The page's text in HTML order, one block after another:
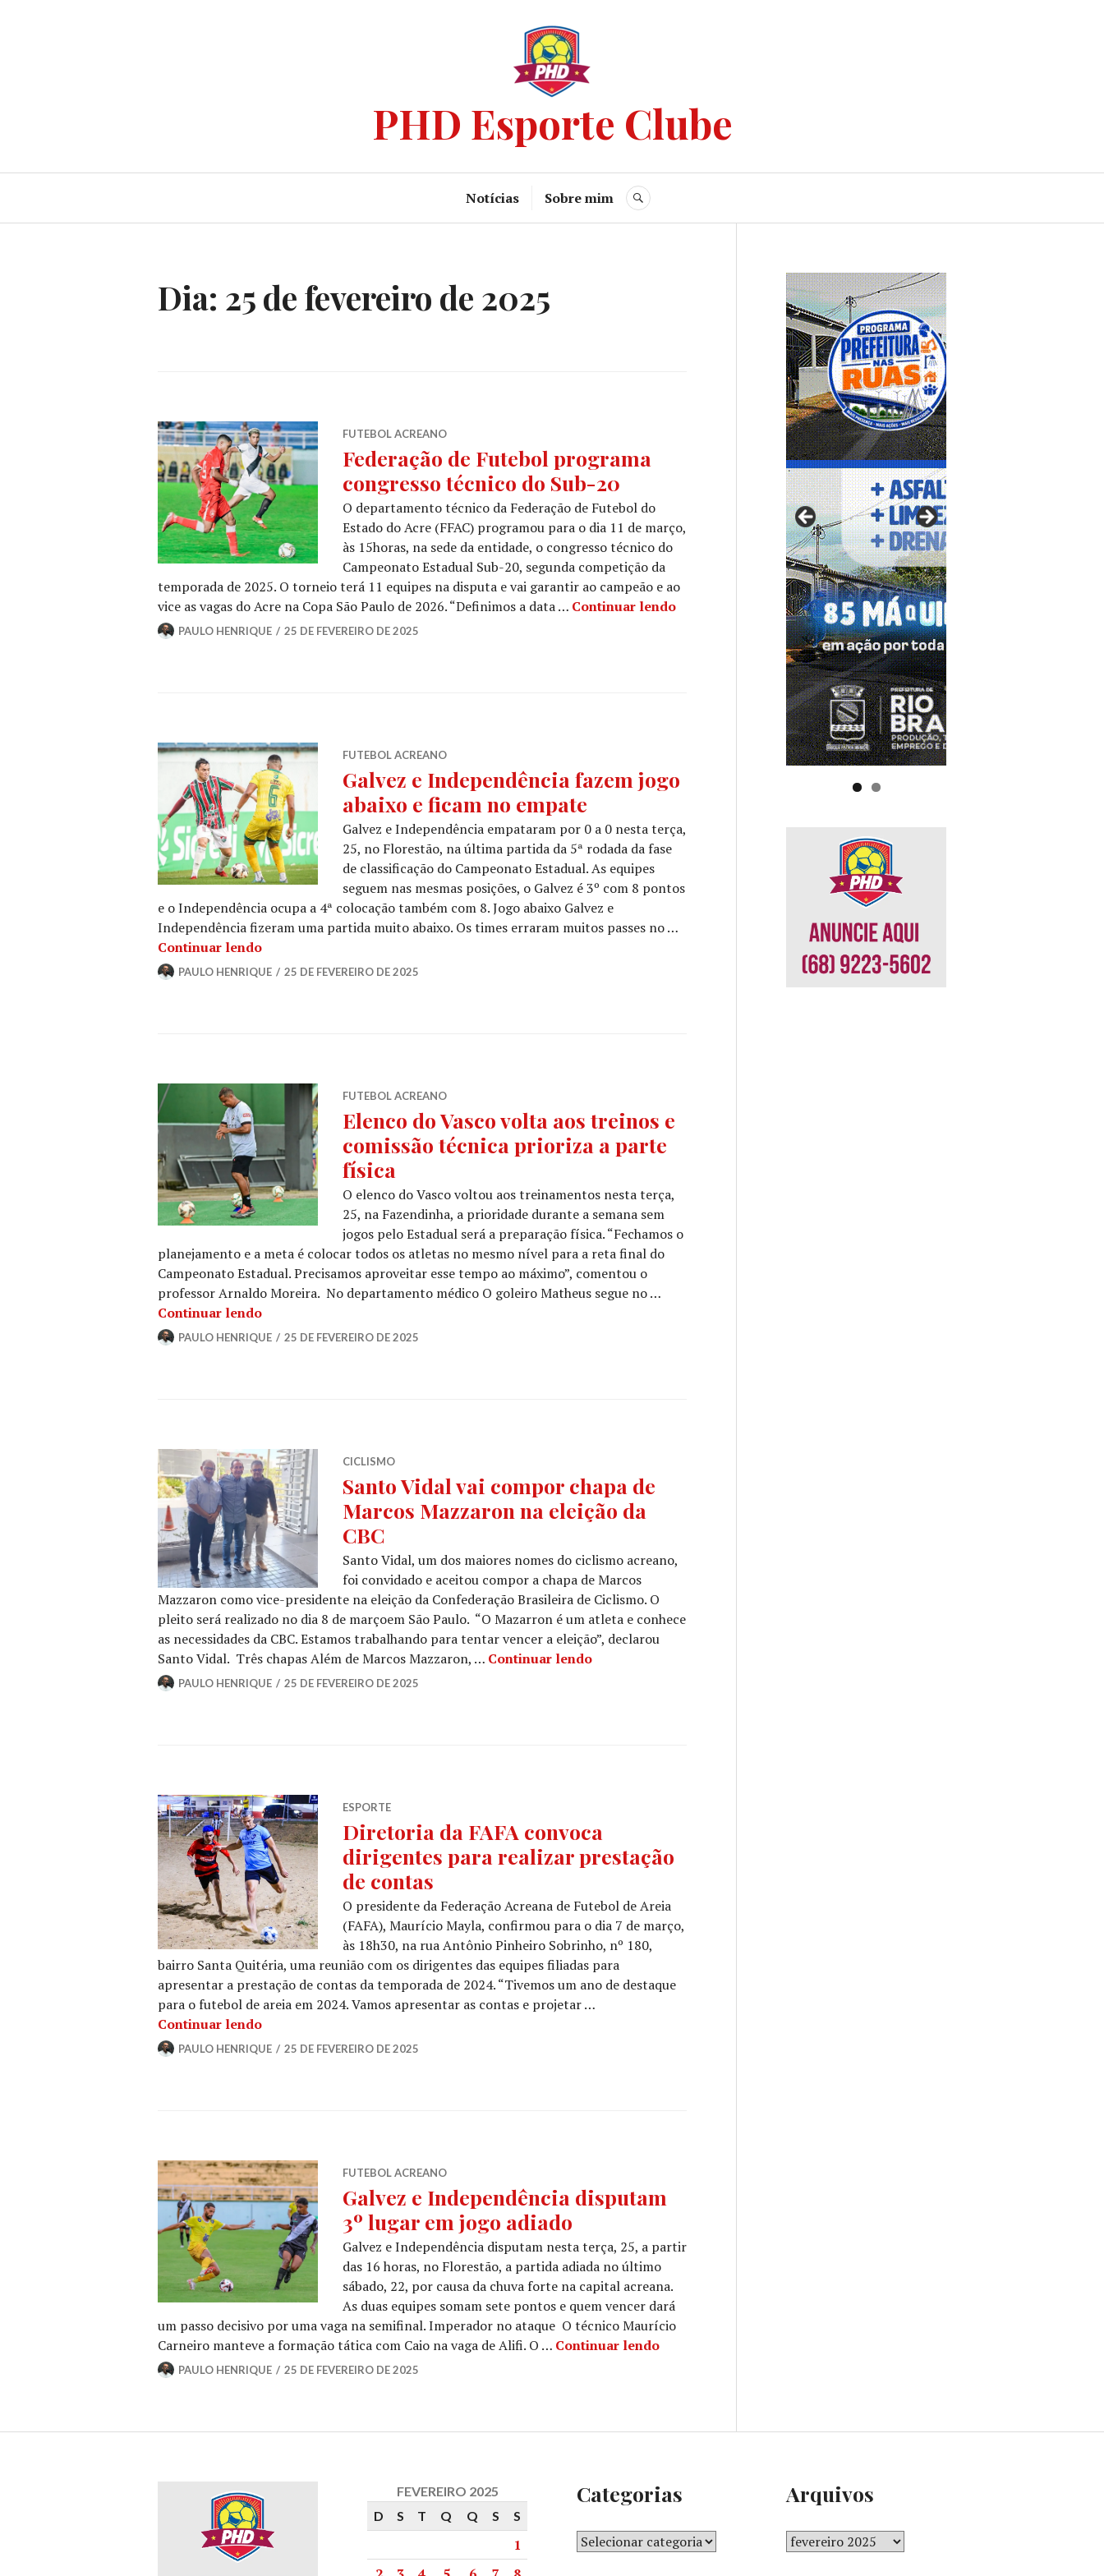
PHD Esporte Clube
Notícias Sobre mim
Dia: 25 de fevereiro de 2025
FUTEBOL ACREANO
Federação de Futebol programa
congresso técnico do Sub-20
O departamento técnico da Federação de Futebol do
Estado do Acre (FFAC) programou para o dia 11 de março,
às 15horas, na sede da entidade, o congresso técnico do
Campeonato Estadual Sub-20, segunda competição da
temporada de 2025. O torneio terá 11 equipes na disputa e vai garantir ao campeão e ao
vice as vagas do Acre na Copa São Paulo de 2026. “Definimos a data … Continuar lendo
PAULO HENRIQUE 25 DE FEVEREIRO DE 2025
FUTEBOL ACREANO
Galvez e Independência fazem jogo
abaixo e ficam no empate
Galvez e Independência empataram por 0 a 0 nesta terça,
25, no Florestão, na última partida da 5ª rodada da fase
de classificação do Campeonato Estadual. As equipes
seguem nas mesmas posições, o Galvez é 3º com 8 pontos
e o Independência ocupa a 4ª colocação também com 8. Jogo abaixo Galvez e
Independência fizeram uma partida muito abaixo. Os times erraram muitos passes no …
Continuar lendo
PAULO HENRIQUE 25 DE FEVEREIRO DE 2025
FUTEBOL ACREANO
Elenco do Vasco volta aos treinos e
comissão técnica prioriza a parte
física
O elenco do Vasco voltou aos treinamentos nesta terça,
25, na Fazendinha, a prioridade durante a semana sem
jogos pelo Estadual será a preparação física. “Fechamos o
planejamento e a meta é colocar todos os atletas no mesmo nível para a reta final do
Campeonato Estadual. Precisamos aproveitar esse tempo ao máximo”, comentou o
professor Arnaldo Moreira. No departamento médico O goleiro Matheus segue no …
Continuar lendo
PAULO HENRIQUE 25 DE FEVEREIRO DE 2025
CICLISMO
Santo Vidal vai compor chapa de
Marcos Mazzaron na eleição da
CBC
Santo Vidal, um dos maiores nomes do ciclismo acreano,
foi convidado e aceitou compor a chapa de Marcos
Mazzaron como vice-presidente na eleição da Confederação Brasileira de Ciclismo. O
pleito será realizado no dia 8 de marçoem São Paulo. “O Mazarron é um atleta e conhece
as necessidades da CBC. Estamos trabalhando para tentar vencer a eleição”, declarou
Santo Vidal. Três chapas Além de Marcos Mazzaron, … Continuar lendo
PAULO HENRIQUE 25 DE FEVEREIRO DE 2025
ESPORTE
Diretoria da FAFA convoca
dirigentes para realizar prestação
de contas
O presidente da Federação Acreana de Futebol de Areia
(FAFA), Maurício Mayla, confirmou para o dia 7 de março,
às 18h30, na rua Antônio Pinheiro Sobrinho, nº 180,
bairro Santa Quitéria, uma reunião com os dirigentes das equipes filiadas para
apresentar a prestação de contas da temporada de 2024. “Tivemos um ano de destaque
para o futebol de areia em 2024. Vamos apresentar as contas e projetar …
Continuar lendo
PAULO HENRIQUE 25 DE FEVEREIRO DE 2025
FUTEBOL ACREANO
Galvez e Independência disputam
3º lugar em jogo adiado
Galvez e Independência disputam nesta terça, 25, a partir
das 16 horas, no Florestão, a partida adiada no último
sábado, 22, por causa da chuva forte na capital acreana.
As duas equipes somam sete pontos e quem vencer dará
um passo decisivo por uma vaga na semifinal. Imperador no ataque O técnico Maurício
Carneiro manteve a formação tática com Caio na vaga de Alifi. O … Continuar lendo
PAULO HENRIQUE 25 DE FEVEREIRO DE 2025
FEVEREIRO 2025
D
S T Q Q S S
1
Categorias Arquivos